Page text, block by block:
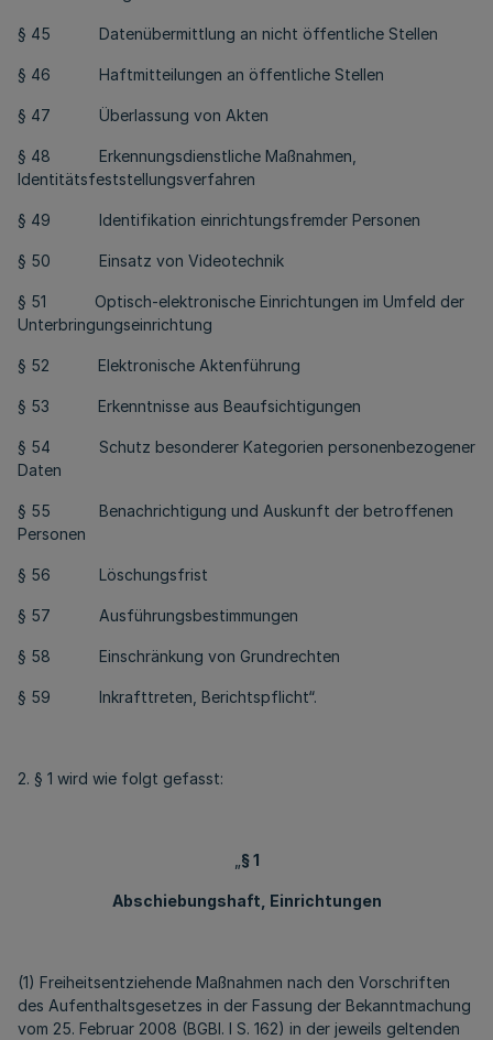
§ 45 Datenübermittlung an nicht öffentliche Stellen
§ 46 Haftmitteilungen an öffentliche Stellen
§ 47 Überlassung von Akten
§ 48 Erkennungsdienstliche Maßnahmen,
Identitätsfeststellungsverfahren
§ 49 Identifikation einrichtungsfremder Personen
§ 50 Einsatz von Videotechnik
§ 51 Optisch-elektronische Einrichtungen im Umfeld der
Unterbringungseinrichtung
§ 52 Elektronische Aktenführung
§ 53 Erkenntnisse aus Beaufsichtigungen
§ 54 Schutz besonderer Kategorien personenbezogener
Daten
§ 55 Benachrichtigung und Auskunft der betroffenen
Personen
§ 56 Löschungsfrist
§ 57 Ausführungsbestimmungen
§ 58 Einschränkung von Grundrechten
§ 59 Inkrafttreten, Berichtspflicht“.
2. § 1 wird wie folgt gefasst:
§ 1
Abschiebungshaft, Einrichtungen
(1) Freiheitsentziehende Maßnahmen nach den Vorschriften
des Aufenthaltsgesetzes in der Fassung der Bekanntmachung
vom 25. Februar 2008 (BGBl. I S. 162) in der jeweils geltenden